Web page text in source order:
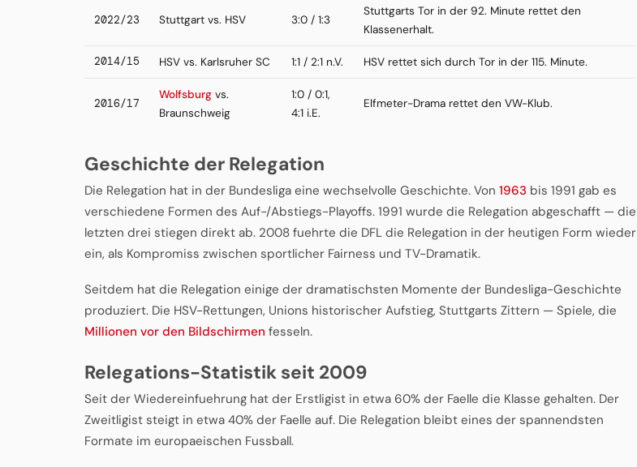
2022/23 Stuttgart vs. HSV 3:0 / 1:3
Stuttgarts Tor in der 92. Minute rettet den
Klassenerhalt.
2014/15 HSV vs. Karlsruher SC 1:1 / 2:1 n.V. HSV rettet sich durch Tor in der 115. Minute.
2016/17
Wolfsburg vs.
Braunschweig
1:0 / 0:1,
4:1 i.E.
Elfmeter-Drama rettet den VW-Klub.
Geschichte der Relegation
Die Relegation hat in der Bundesliga eine wechselvolle Geschichte. Von 1963 bis 1991 gab es
verschiedene Formen des Auf-/Abstiegs-Playoffs. 1991 wurde die Relegation abgeschafft — die
letzten drei stiegen direkt ab. 2008 fuehrte die DFL die Relegation in der heutigen Form wieder
ein, als Kompromiss zwischen sportlicher Fairness und TV-Dramatik.
Seitdem hat die Relegation einige der dramatischsten Momente der Bundesliga-Geschichte
produziert. Die HSV-Rettungen, Unions historischer Aufstieg, Stuttgarts Zittern — Spiele, die
Millionen vor den Bildschirmen fesseln.
Relegations-Statistik seit 2009
Seit der Wiedereinfuehrung hat der Erstligist in etwa 60% der Faelle die Klasse gehalten. Der
Zweitligist steigt in etwa 40% der Faelle auf. Die Relegation bleibt eines der spannendsten
Formate im europaeischen Fussball.